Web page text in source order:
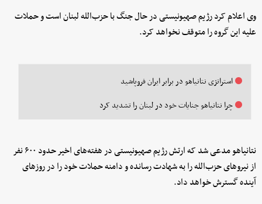
وی اعلام کرد رژیم صهیونیستی در حال جنگ با حزب‌الله لبنان است و حملات
علیه این گروه را متوقف نخواهد کرد.
استراتژی نتانیاهو در برابر ایران فروپاشید
چرا نتانیاهو جنایات خود در لبنان را تشدید کرد
نتانیاهو مدعی شد که ارتش رژیم صهیونیستی در هفته‌های اخیر حدود ۶۰۰ نفر
از نیروهای حزب‌الله را به شهادت رسانده و دامنه حملات خود را در روزهای
آینده گسترش خواهد داد.